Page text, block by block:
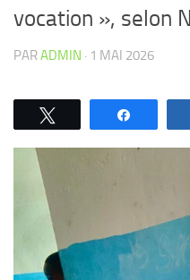
vocation », selon
PARADMIN · 1 MAI 2026